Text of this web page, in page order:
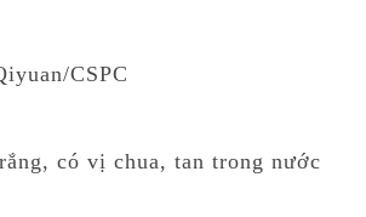
CSPC
có vị chua, tan trong nước